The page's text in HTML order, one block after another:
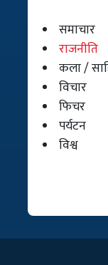
समाचार
राजनीति
कला /
विचार
फिचर
पर्यटन
विश्व